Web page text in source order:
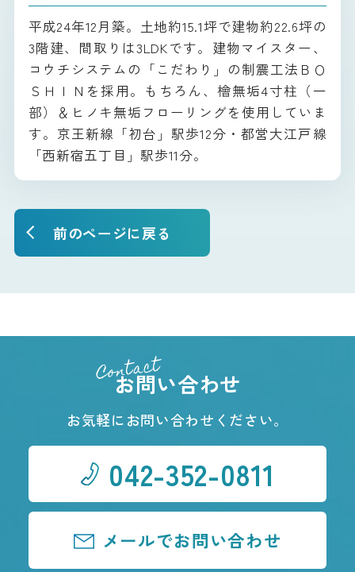
平成24年12月築。土地約15.1坪で建物約22.6坪の
3階建、間取りは3LDKです。建物マイスター、
コウチシステムの「こだわり」の制震工法ＢＯ
ＳＨＩＮを採用。もちろん、檜無垢4寸柱（一
部）＆ヒノキ無垢フローリングを使用していま
す。京王新線「初台」駅歩12分・都営大江戸線
「西新宿五丁目」駅歩11分。
前のページに戻る
Contact
お問い合わせ
お気軽にお問い合わせください。
042-352-0811
メールでお問い合わせ